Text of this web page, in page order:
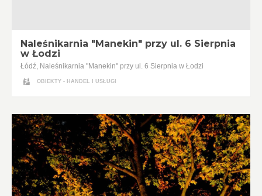
Naleśnikarnia "Manekin" przy ul. 6 Sierpnia
w Łodzi
Łódź, Naleśnikarnia "Manekin" przy ul. 6 Sierpnia w Łodzi
OBIEKTY - HANDEL I USŁUGI